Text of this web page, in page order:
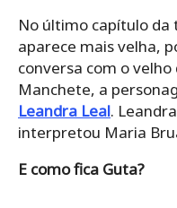
No último capítulo da
aparece mais velha,
conversa com o
Manchete, a
Leandra Leal.
interpretou Maria
E como fica Guta?